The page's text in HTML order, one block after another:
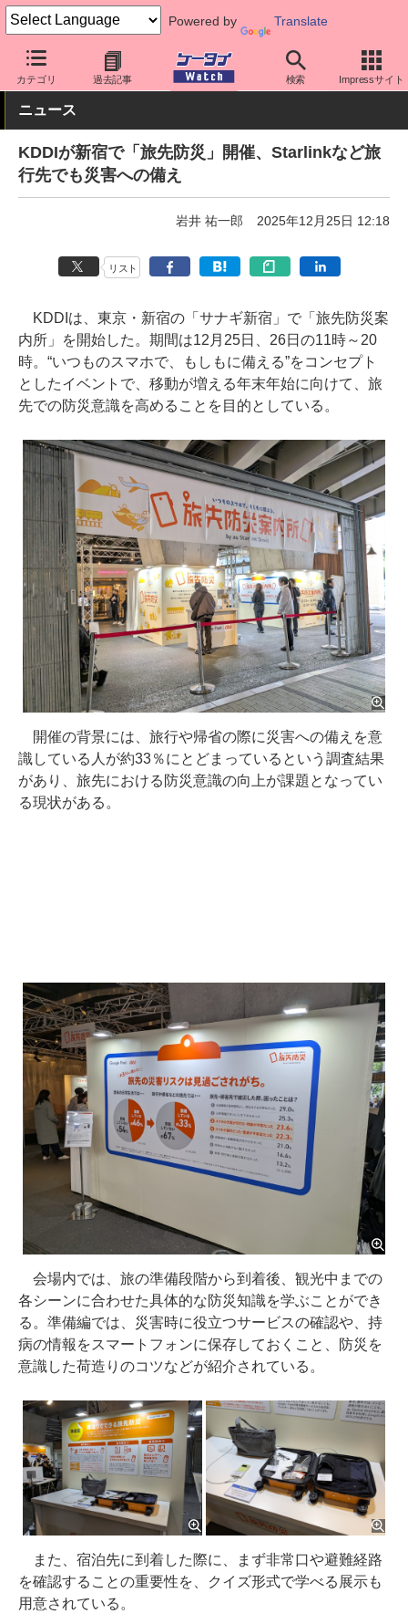
Powered by Translate
カテゴリ 過去記事 検索 Impressサイト
ケータイ Watch キャリア au アプリ・サービス
ニュース
KDDIが新宿で「旅先防災」開催、Starlinkなど旅
行先でも災害への備え
岩井 祐一郎 2025年12月25日 12:18
リスト
KDDIは、東京・新宿の「サナギ新宿」で「旅先防災案
内所」を開始した。期間は12月25日、26日の11時～20
時。“いつものスマホで、もしもに備える”をコンセプト
としたイベントで、移動が増える年末年始に向けて、旅
先での防災意識を高めることを目的としている。
開催の背景には、旅行や帰省の際に災害への備えを意
識している人が約33％にとどまっているという調査結果
があり、旅先における防災意識の向上が課題となってい
る現状がある。
会場内では、旅の準備段階から到着後、観光中までの
各シーンに合わせた具体的な防災知識を学ぶことができ
る。準備編では、災害時に役立つサービスの確認や、持
病の情報をスマートフォンに保存しておくこと、防災を
意識した荷造りのコツなどが紹介されている。
また、宿泊先に到着した際に、まず非常口や避難経路
を確認することの重要性を、クイズ形式で学べる展示も
用意されている。